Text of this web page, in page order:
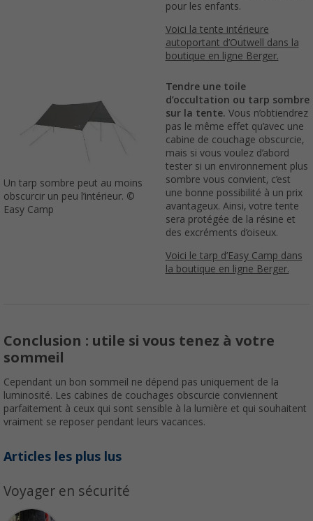
pour les enfants.
Voici la tente intérieure
autoportant d’Outwell dans la
boutique en ligne Berger.
Un tarp sombre peut au moins
obscurcir un peu l’intérieur. ©
Easy Camp
Tendre une toile
d’occultation ou tarp sombre
sur la tente. Vous n’obtiendrez
pas le même effet qu’avec une
cabine de couchage obscurcie,
mais si vous voulez d’abord
tester si un environnement plus
sombre vous convient, c’est
une bonne possibilité à un prix
avantageux. Ainsi, votre tente
sera protégée de la résine et
des excréments d’oiseux.
Voici le tarp d’Easy Camp dans
la boutique en ligne Berger.
Conclusion : utile si vous tenez à votre
sommeil
Cependant un bon sommeil ne dépend pas uniquement de la
luminosité. Les cabines de couchages obscurcie conviennent
parfaitement à ceux qui sont sensible à la lumière et qui souhaitent
vraiment se reposer pendant leurs vacances.
Articles les plus lus
Voyager en sécurité